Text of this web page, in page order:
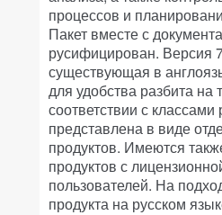
процессов и
Пакет вместе с
русифицирован. Версия
существующая в
для удобства разбита на
соответствии с
представлена в виде
продуктов. Имеются
продуктов с
пользователей. На
продукта на русском